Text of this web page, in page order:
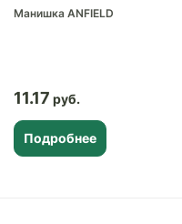
Манишка ANFIELD
11.17
Подробнее